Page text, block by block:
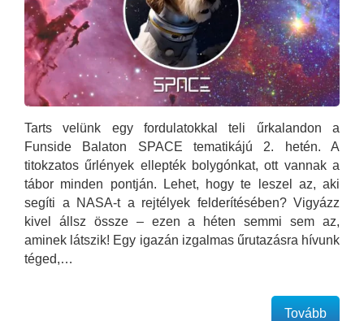
Tarts velünk egy fordulatokkal teli űrkalandon a
Funside Balaton SPACE tematikájú 2. hetén. A
titokzatos űrlények ellepték bolygónkat, ott vannak a
tábor minden pontján. Lehet, hogy te leszel az, aki
segíti a NASA-t a rejtélyek felderítésében? Vigyázz
kivel állsz össze – ezen a héten semmi sem az,
aminek látszik! Egy igazán izgalmas űrutazásra hívunk
téged,…
Tovább